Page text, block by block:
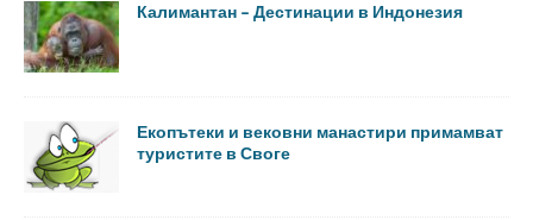
Калимантан – Дестинации в Индонезия
Екопътеки и вековни манастири примамват
туристите в Своге